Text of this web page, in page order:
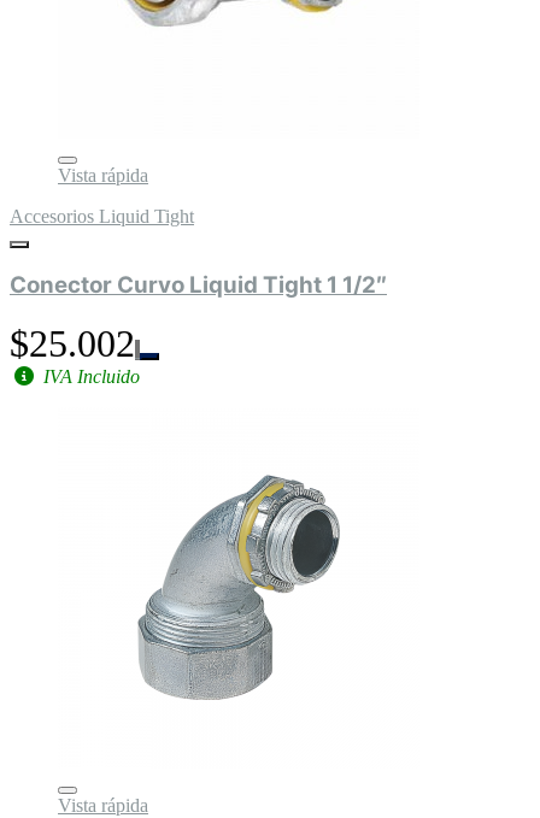
Vista rápida
Accesorios Liquid Tight
Conector Curvo Liquid Tight 1 1/2″
$25.002
IVA Incluido
Vista rápida